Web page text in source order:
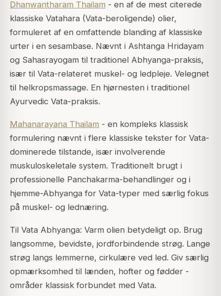
Dhanwantharam Thailam - en af de mest citerede
klassiske Vatahara (Vata-beroligende) olier,
formuleret af en omfattende blanding af klassiske
urter i en sesambase. Nævnt i Ashtanga Hridayam
og Sahasrayogam til traditionel Abhyanga-praksis,
især til Vata-relateret muskel- og ledpleje. Velegnet
til helkropsmassage. En hjørnesten i traditionel
Ayurvedic Vata-praksis.
Mahanarayana Thailam - en kompleks klassisk
formulering nævnt i flere klassiske tekster for Vata-
dominerede tilstande, især involverende
muskuloskeletale system. Traditionelt brugt i
professionelle Panchakarma-behandlinger og i
hjemme-Abhyanga for Vata-typer med særlig fokus
på muskel- og lednæring.
Til Vata Abhyanga: Varm olien betydeligt op. Brug
langsomme, bevidste, jordforbindende strøg. Lange
strøg langs lemmerne, cirkulære ved led. Giv særlig
opmærksomhed til lænden, hofter og fødder -
områder klassisk forbundet med Vata.